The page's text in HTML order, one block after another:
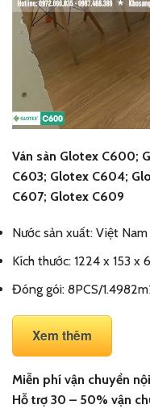
Ván sàn Glotex C600;
C603; Glotex C604;
C607; Glotex C609
Nước sản xuất: Việt Nam
Kích thước: 1224 x 153 x
Đóng gói: 8PCS/
Xem thêm
Miễn phí vận chuyển
Hỗ trợ 30 – 50% vận